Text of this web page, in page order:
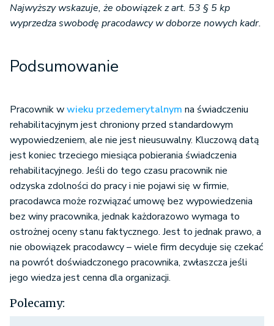
Najwyższy wskazuje, że obowiązek z art. 53 § 5 kp
wyprzedza swobodę pracodawcy w doborze nowych kadr.
Podsumowanie
Pracownik wwieku przedemerytalnym na świadczeniu
rehabilitacyjnym jest chroniony przed standardowym
wypowiedzeniem, ale nie jest nieusuwalny. Kluczową datą
jest koniec trzeciego miesiąca pobierania świadczenia
rehabilitacyjnego. Jeśli do tego czasu pracownik nie
odzyska zdolności do pracy i nie pojawi się w firmie,
pracodawca może rozwiązać umowę bez wypowiedzenia
bez winy pracownika, jednak każdorazowo wymaga to
ostrożnej oceny stanu faktycznego. Jest to jednak prawo, a
nie obowiązek pracodawcy – wiele firm decyduje się czekać
na powrót doświadczonego pracownika, zwłaszcza jeśli
jego wiedza jest cenna dla organizacji.
Polecamy: